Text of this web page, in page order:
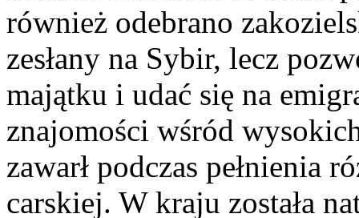
również odebrano
zesłany na Sybir, lecz
majątku i udać się na
znajomości wśród
zawarł podczas pełnienia
carskiej. W kraju została